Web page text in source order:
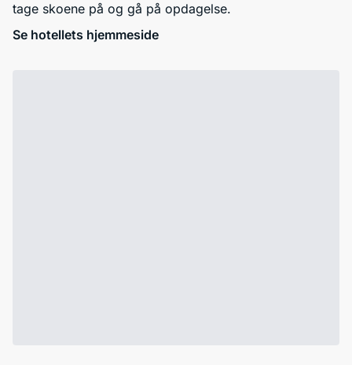
tage skoene på og gå på opdagelse.
Se hotellets hjemmeside